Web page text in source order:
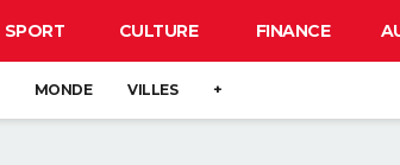
SPORT CULTURE FINANCE
MONDE VILLES +